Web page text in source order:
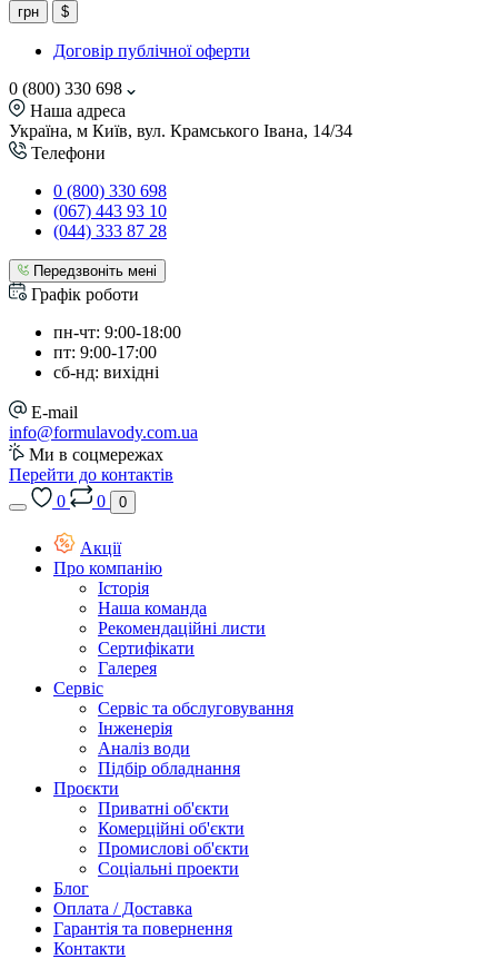
грн $
Договір публічної оферти
0 (800) 330 698
Наша адреса
Україна, м Київ, вул. Крамського Івана, 14/34
Телефони
0 (800) 330 698
(067) 443 93 10
(044) 333 87 28
Передзвоніть мені
Графік роботи
пн-чт: 9:00-18:00
пт: 9:00-17:00
сб-нд: вихідні
E-mail
info@formulavody.com.ua
Ми в соцмережах
Перейти до контактів
0
0 0
Акції
Про компанію
Історія
Наша команда
Рекомендаційні листи
Сертифікати
Галерея
Сервіс
Сервіс та обслуговування
Інженерія
Аналіз води
Підбір обладнання
Проєкти
Приватні об'єкти
Комерційні об'єкти
Промислові об'єкти
Соціальні проекти
Блог
Оплата / Доставка
Гарантія та повернення
Контакти